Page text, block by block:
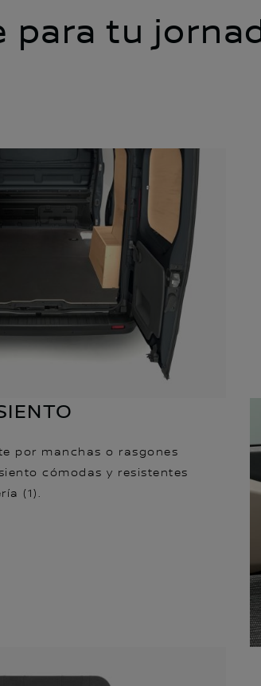
para tu
por manchas o rasgones
cómodas y resistentes
(1).